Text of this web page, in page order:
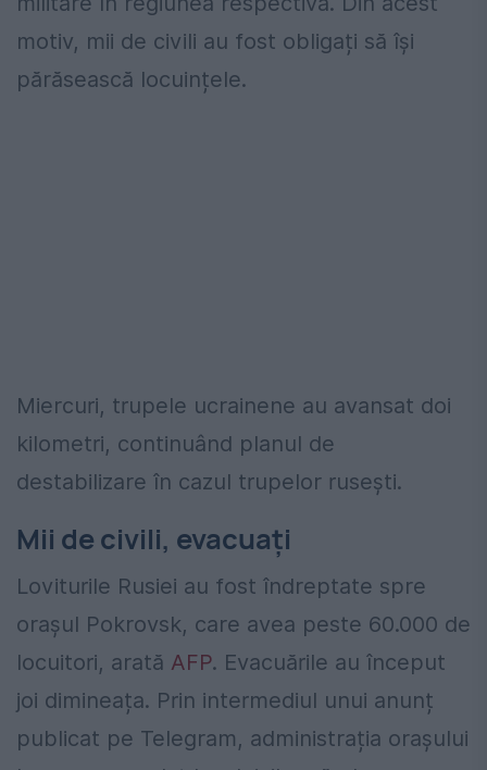
motiv, mii de civili au fost obligați să își
părăsească locuințele.
Miercuri, trupele ucrainene au avansat doi
kilometri, continuând planul de
destabilizare în cazul trupelor rusești.
Mii de civili, evacuați
Loviturile Rusiei au fost îndreptate spre
orașul Pokrovsk, care avea peste 60.000 de
locuitori, arată AFP. Evacuările au început
joi dimineața. Prin intermediul unui anunț
publicat pe Telegram, administrația orașului